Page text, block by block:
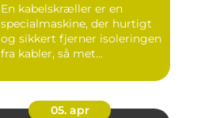
En kabelskræller er en
specialmaskine, der hurtigt
og sikkert fjerner isoleringen
fra kabler, så met...
05. apr